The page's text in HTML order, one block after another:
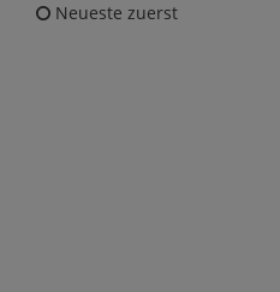
Neueste zuerst